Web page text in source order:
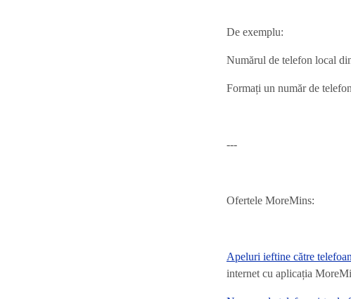
De exemplu:
Numărul de telefon local
Formați un număr de
---
Ofertele MoreMins:
Apeluri ieftine către
internet cu aplicația